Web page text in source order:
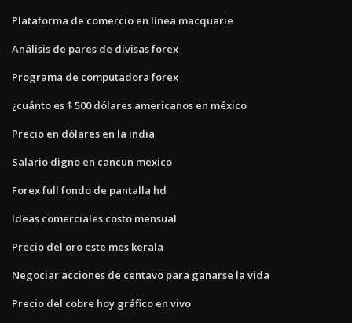
Plataforma de comercio en línea macquarie
Análisis de pares de divisas forex
Programa de computadora forex
¿cuánto es $ 500 dólares americanos en méxico
Precio en dólares en la india
Salario digno en cancun mexico
Forex full fondo de pantalla hd
Ideas comerciales costo mensual
Precio del oro este mes kerala
Negociar acciones de centavo para ganarse la vida
Precio del cobre hoy gráfico en vivo